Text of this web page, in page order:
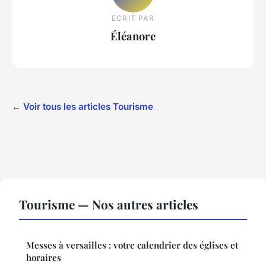
ECRIT PAR
Éléanore
← Voir tous les articles Tourisme
Tourisme — Nos autres articles
Messes à versailles : votre calendrier des églises et
horaires